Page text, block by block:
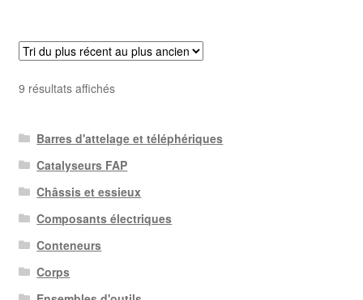
9 résultats affichésTrié
récent
au
plus
ancien
Barres d'attelage et téléphériques
Catalyseurs FAP
Châssis et essieux
Composants électriques
Conteneurs
Corps